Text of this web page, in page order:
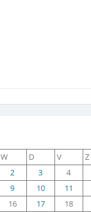
W D V Z
2 3 4
9 10 11
16 17 18